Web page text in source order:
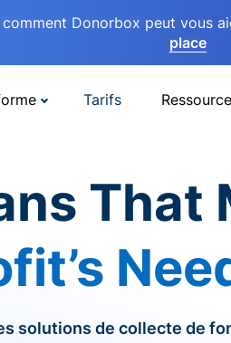
Donorbox peut vous
place
Tarifs
That
solutions de collecte de